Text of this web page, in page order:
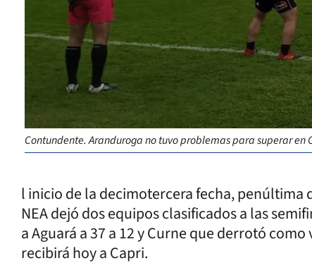
Contundente. Aranduroga no tuvo problemas para superar en
l inicio de la decimotercera fecha, penúltima
NEA dejó dos equipos clasificados a las
a Aguará a 37 a 12 y Curne que derrotó
recibirá hoy a Capri.